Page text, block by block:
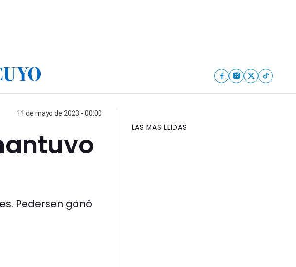
11 de mayo de 2023 - 00:00
Pedersen ganó
LAS MAS LEIDAS